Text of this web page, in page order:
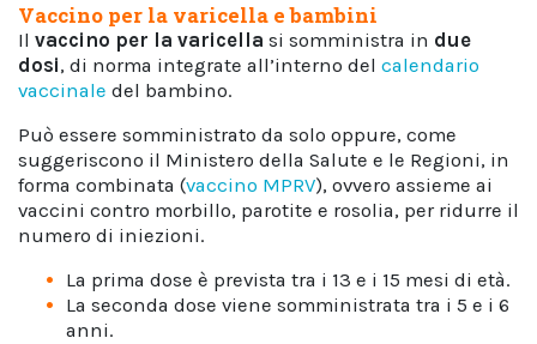
Vaccino per la varicella e bambini
Il vaccino per la varicella si somministra in due
dosi, di norma integrate all’interno del calendario
vaccinale del bambino.
Può essere somministrato da solo oppure, come
suggeriscono il Ministero della Salute e le Regioni, in
forma combinata (vaccino MPRV), ovvero assieme ai
vaccini contro morbillo, parotite e rosolia, per ridurre il
numero di iniezioni.
La prima dose è prevista tra i 13 e i 15 mesi di età.
La seconda dose viene somministrata tra i 5 e i 6
anni.